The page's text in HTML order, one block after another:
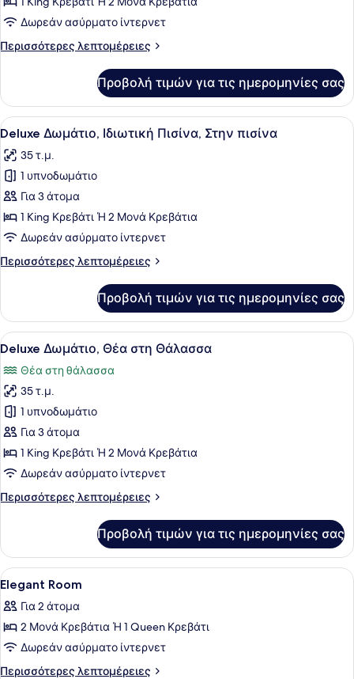
Μερική
στη
Δωρεάν ασύρματο ίντερνετ
Περισσότερες λεπτομέρειες
Περισσότερες
Δωμάτιο,
Μερική
Θέα
Θάλασσα
Προβολή τιμών για τις ημερομηνίες σας
Προβολή
όλων
των
φωτογραφιών
για
Deluxe
Δωμάτιο,
Ιδιωτική
Πισίνα,
Ένα δωμάτιο ξενοδοχείου με
4
Deluxe Δωμάτιο, Ιδιωτική Πισίνα, Στην πισίνα
35 τ.μ.
1 υπνοδωμάτιο
Για 3 άτομα
1 King Κρεβάτι Ή 2 Μονά Κρεβάτια
Δωρεάν ασύρματο ίντερνετ
Περισσότερες λεπτομέρειες
Περισσότερες
Δωμάτιο,
Ιδιωτική
Πισίνα,
πισίνα
Προβολή τιμών για τις ημερομηνίες σας
Προβολή
όλων
των
φωτογραφιών
για
Deluxe
Δωμάτιο,
Θέα
Θάλασσα
Deluxe Δωμάτιο, Θέα στη
4
Deluxe Δωμάτιο, Θέα στη Θάλασσα
Θέα στη θάλασσα
35 τ.μ.
1 υπνοδωμάτιο
Για 3 άτομα
1 King Κρεβάτι Ή 2 Μονά Κρεβάτια
Δωρεάν ασύρματο ίντερνετ
Περισσότερες λεπτομέρειες
Περισσότερες
Δωμάτιο,
Θέα
στη
Θάλασσα
Προβολή τιμών για τις ημερομηνίες σας
Προβολή
όλων
των
φωτογραφιών
για
Elegant
Χρηματοκιβώτιο στο δωμάτιο,
6
Elegant Room
Για 2 άτομα
2 Μονά Κρεβάτια Ή 1 Queen Κρεβάτι
Δωρεάν ασύρματο ίντερνετ
Περισσότερες λεπτομέρειες
Περισσότερες